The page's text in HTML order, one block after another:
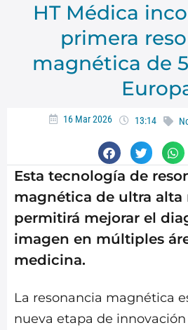
HT Médica
primera
magnética de
16 Mar 2026 13:14
Esta tecnología de
magnética de ultra alta
permitirá mejorar el
imagen en múltiples
medicina.
La resonancia magnética
nueva etapa de innovación